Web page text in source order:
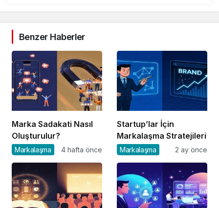
Benzer Haberler
Marka Sadakati Nasıl
Oluşturulur?
Markalaşma 4 hafta önce
Startup’lar İçin
Markalaşma Stratejileri
Markalaşma 2 ay önce